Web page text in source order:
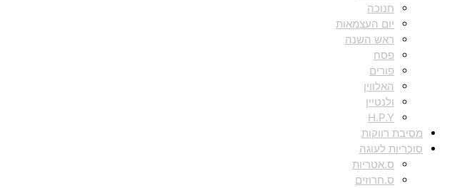
חנוכה
יום העצמאות
ראש השנה
פסח
פורים
האלווין
ולנטיין
H.P.Y
מסיבת רווקות
סוכריות לעוגה
ס.אטריות
ס.חרוזים